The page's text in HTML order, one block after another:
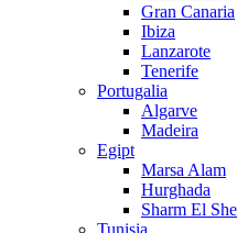
Gran Canaria
Ibiza
Lanzarote
Tenerife
Portugalia
Algarve
Madeira
Egipt
Marsa Alam
Hurghada
Sharm El
Tunisia